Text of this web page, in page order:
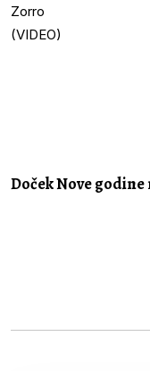
Doček Nove godine